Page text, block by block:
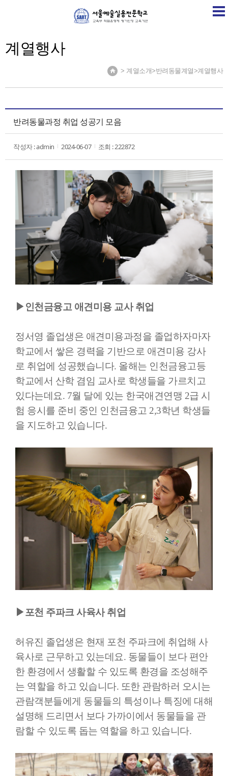
SART 학교소개
계열행사
> 계열소개>반려동물계열>계열행사
반려동물과정 취업 성공기 모음
작성자 : admin 2024-06-07 조회 : 222872
▶인천금융고 애견미용 교사 취업
정서영 졸업생은 애견미용과정을 졸업하자마자
학교에서 쌓은 경력을 기반으로 애견미용 강사
로 취업에 성공했습니다. 올해는 인천금융고등
학교에서 산학 겸임 교사로 학생들을 가르치고
있다는데요. 7월 달에 있는 한국애견연맹 2급 시
험 응시를 준비 중인 인천금융고 2,3학년 학생들
을 지도하고 있습니다.
▶포천 주파크 사육사 취업
허유진 졸업생은 현재 포천 주파크에 취업해 사
육사로 근무하고 있는데요. 동물들이 보다 편안
한 환경에서 생활할 수 있도록 환경을 조성해주
는 역할을 하고 있습니다. 또한 관람하러 오시는
관람객분들에게 동물들의 특성이나 특징에 대해
설명해 드리면서 보다 가까이에서 동물들을 관
람할 수 있도록 돕는 역할을 하고 있습니다.